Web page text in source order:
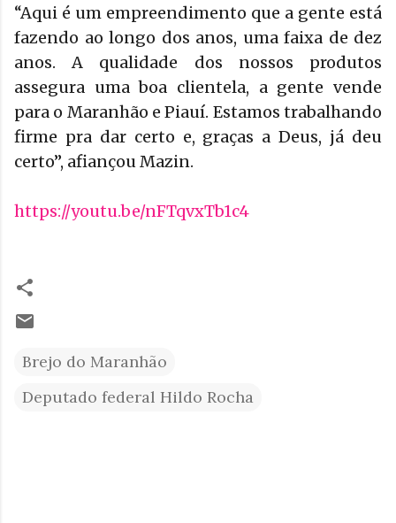
“Aqui é um empreendimento que a gente está
fazendo ao longo dos anos, uma faixa de dez
anos. A qualidade dos nossos produtos
assegura uma boa clientela, a gente vende
para o Maranhão e Piauí. Estamos trabalhando
firme pra dar certo e, graças a Deus, já deu
certo”, afiançou Mazin.
https://youtu.be/nFTqvxTb1c4
Brejo do Maranhão
Deputado federal Hildo Rocha